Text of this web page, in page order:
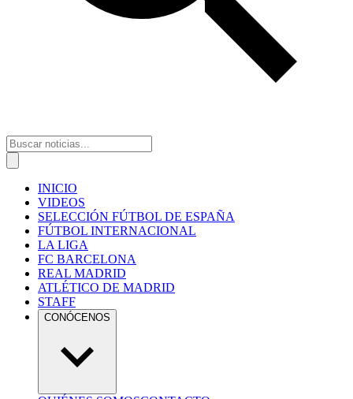
INICIO
VIDEOS
SELECCIÓN FÚTBOL DE ESPAÑA
FÚTBOL INTERNACIONAL
LA LIGA
FC BARCELONA
REAL MADRID
ATLÉTICO DE MADRID
STAFF
CONÓCENOS